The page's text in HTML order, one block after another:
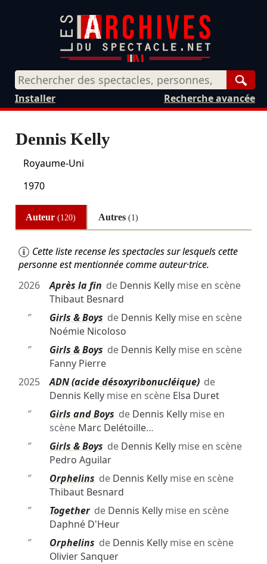
Recherche avancée
Installer
Dennis Kelly
Royaume-Uni
1970
Auteur(120) Autres (1)
Cette liste recense les spectacles sur lesquels cette
personne est mentionnée comme auteur·trice.
2026
Après la fin de Dennis Kellymise en scène
Thibaut Besnard
″
Girls & Boys de Dennis Kellymise en scène
Noémie Nicoloso
″
Girls & Boys de Dennis Kellymise en scène
Fanny Pierre
2025
ADN (acide désoxyribonucléique)de
Dennis Kellymise en scène Elsa Duret
″
Girls and Boys de Dennis Kellymise en
scène Marc Delétoille…
″
Girls & Boys de Dennis Kellymise en scène
Pedro Aguilar
″
Orphelins de Dennis Kellymise en scène
Thibaut Besnard
″
Togetherde Dennis Kellymise en scène
Daphné D'Heur
″
Orphelins de Dennis Kellymise en scène
Olivier Sanquer